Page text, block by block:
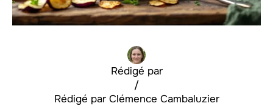
Rédigé par
Clémence Cambaluzier
/